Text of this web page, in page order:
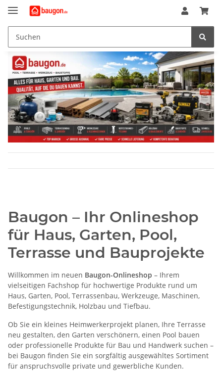
Baugon – Ihr Onlineshop
für Haus, Garten, Pool,
Terrasse und Bauprojekte
Willkommen im neuen Baugon-Onlineshop – Ihrem
vielseitigen Fachshop für hochwertige Produkte rund um
Haus, Garten, Pool, Terrassenbau, Werkzeuge, Maschinen,
Befestigungstechnik, Holzbau und Tiefbau.
Ob Sie ein kleines Heimwerkerprojekt planen, Ihre Terrasse
neu gestalten, den Garten verschönern, einen Pool bauen
oder professionelle Produkte für Bau und Handwerk suchen –
bei Baugon finden Sie ein sorgfältig ausgewähltes Sortiment
für anspruchsvolle private und gewerbliche Kunden.